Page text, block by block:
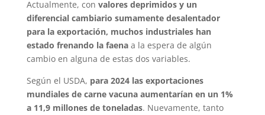
Actualmente, con valores deprimidos y un
diferencial cambiario sumamente desalentador
para la exportación, muchos industriales han
estado frenando la faenaa la espera de algún
cambio en alguna de estas dos variables.
Según el USDA, para 2024 las exportaciones
mundiales de carne vacuna aumentarían en un 1%
a 11,9 millones de toneladas. Nuevamente, tanto